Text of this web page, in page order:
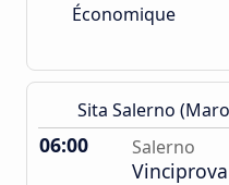
Économique
Sita Salerno
06:00 Salerno
Vinciprova